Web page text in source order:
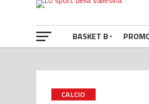
BASKET B
CALCIO